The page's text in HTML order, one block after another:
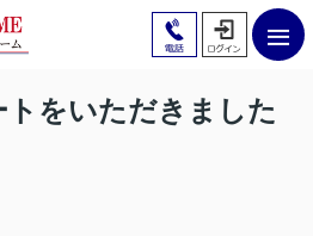
をいただきました